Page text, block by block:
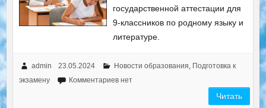
государственной аттестации для
9-классников по родному языку и
литературе.
admin 23.05.2024 Новости образования, Подготовка к
экзамену
Комментариев нет
Читать